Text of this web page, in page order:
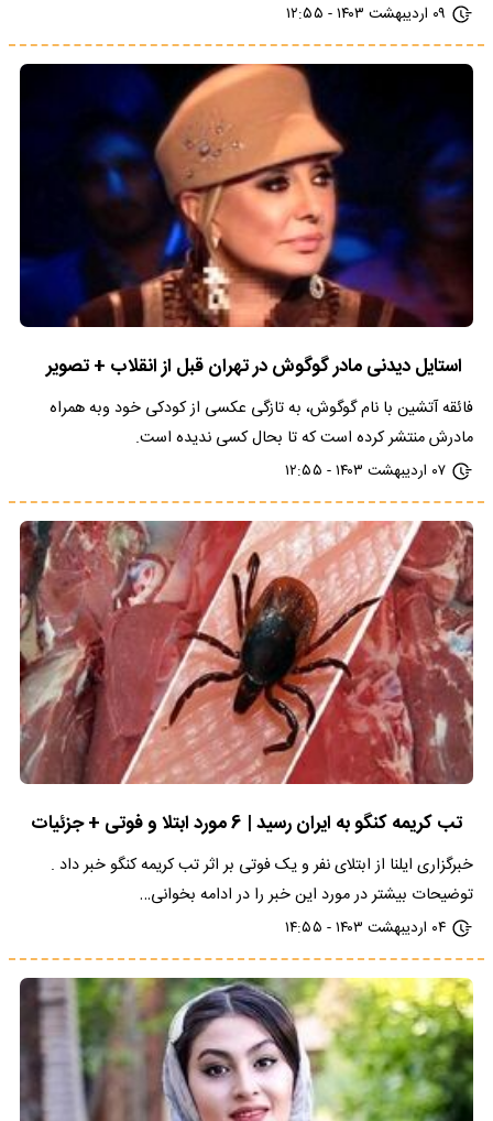
۰۹ اردیبهشت ۱۴۰۳ - ۱۲:۵۵
استایل دیدنی مادر گوگوش در تهران قبل از انقلاب + تصویر
فائقه آتشین با نام گوگوش، به تازگی عکسی از کودکی خود وبه همراه
مادرش منتشر کرده است که تا بحال کسی ندیده است.
۰۷ اردیبهشت ۱۴۰۳ - ۱۲:۵۵
تب کریمه کنگو به ایران رسید | 6 مورد ابتلا و فوتی + جزئیات
خبرگزاری ایلنا از ابتلای نفر و یک فوتی بر اثر تب کریمه کنگو خبر داد .
توضیحات بیشتر در مورد این خبر را در ادامه بخوانی…
۰۴ اردیبهشت ۱۴۰۳ - ۱۴:۵۵